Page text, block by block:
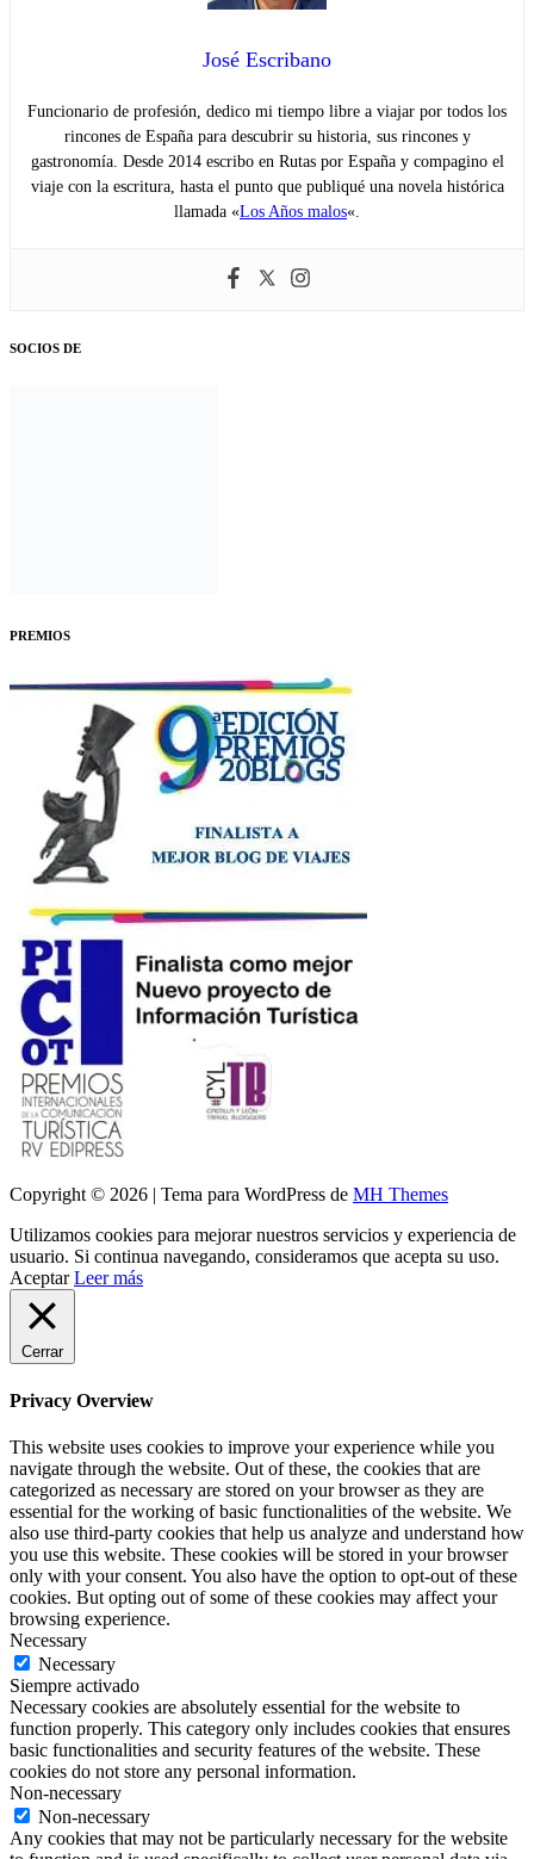
José Escribano
Funcionario de profesión, dedico mi tiempo libre a viajar por todos los
rincones de España para descubrir su historia, sus rincones y
gastronomía. Desde 2014 escribo en Rutas por España y compagino el
viaje con la escritura, hasta el punto que publiqué una novela histórica
llamada «Los Años malos«.
SOCIOS DE
PREMIOS
Copyright © 2026 | Tema para WordPress de MH Themes
Utilizamos cookies para mejorar nuestros servicios y experiencia de
usuario. Si continua navegando, consideramos que acepta su uso.
Aceptar Leer más
Cerrar
Privacy Overview
This website uses cookies to improve your experience while you
navigate through the website. Out of these, the cookies that are
categorized as necessary are stored on your browser as they are
essential for the working of basic functionalities of the website. We
also use third-party cookies that help us analyze and understand how
you use this website. These cookies will be stored in your browser
only with your consent. You also have the option to opt-out of these
cookies. But opting out of some of these cookies may affect your
browsing experience.
Necessary
Necessary
Siempre activado
Necessary cookies are absolutely essential for the website to
function properly. This category only includes cookies that ensures
basic functionalities and security features of the website. These
cookies do not store any personal information.
Non-necessary
Non-necessary
Any cookies that may not be particularly necessary for the website